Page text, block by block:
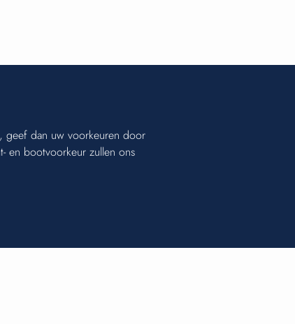
geef dan uw voorkeuren door
en bootvoorkeur zullen ons